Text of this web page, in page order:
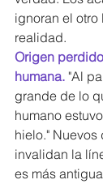
ignoran el
realidad.
Origen
humana. "Al
grande de lo
humano
hielo."
invalidan la
es más